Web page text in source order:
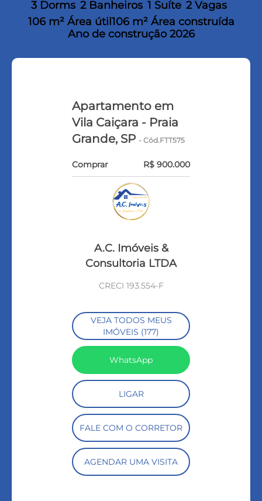
3 Dorms 2 Banheiros 1 Suíte 2 Vagas
106 m² Área útil106 m² Área construída
Ano de construção 2026
Apartamento em
Vila Caiçara - Praia
Grande, SP- Cód.FTT575
Comprar R$ 900.000
A.C. Imóveis &
Consultoria LTDA
CRECI 193.554-F
VEJA TODOS MEUS
IMÓVEIS (177)
WhatsApp
LIGAR
FALE COM O CORRETOR
AGENDAR UMA VISITA